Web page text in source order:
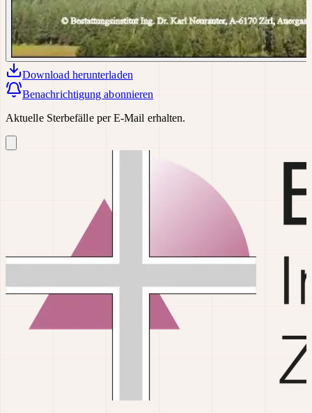
Download herunterladen
Benachrichtigung abonnieren
Aktuelle Sterbefälle per E-Mail erhalten.